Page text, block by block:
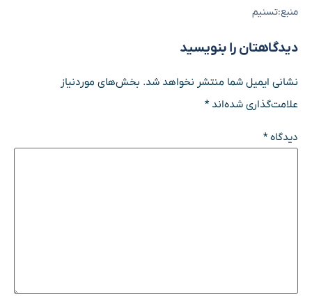
منبع:تسنیم
دیدگاهتان را بنویسید
نشانی ایمیل شما منتشر نخواهد شد. بخش‌های موردنیاز
علامت‌گذاری شده‌اند*
دیدگاه*